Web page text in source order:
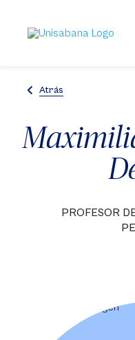
contenido
principal
Atrás
PROFESOR